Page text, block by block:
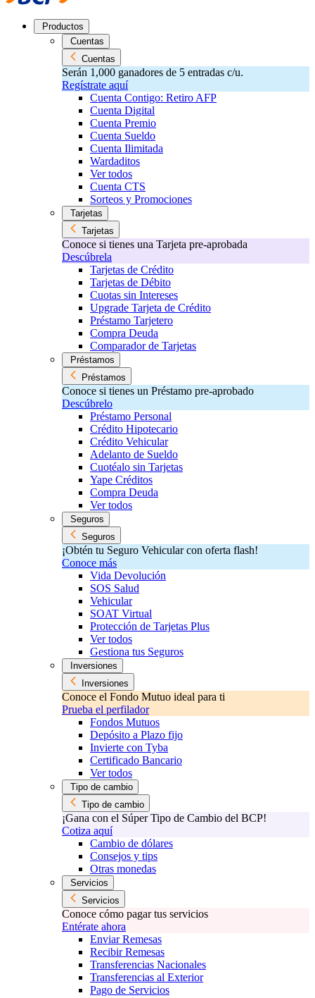
Productos
Cuentas
Cuentas
Serán 1,000 ganadores de 5 entradas c/u.
Regístrate aquí
Cuenta Contigo: Retiro AFP
Cuenta Digital
Cuenta Premio
Cuenta Sueldo
Cuenta Ilimitada
Wardaditos
Ver todos
Cuenta CTS
Sorteos y Promociones
Tarjetas
Tarjetas
Conoce si tienes una Tarjeta pre-aprobada
Descúbrela
Tarjetas de Crédito
Tarjetas de Débito
Cuotas sin Intereses
Upgrade Tarjeta de Crédito
Préstamo Tarjetero
Compra Deuda
Comparador de Tarjetas
Préstamos
Préstamos
Conoce si tienes un Préstamo pre-aprobado
Descúbrelo
Préstamo Personal
Crédito Hipotecario
Crédito Vehicular
Adelanto de Sueldo
Cuotéalo sin Tarjetas
Yape Créditos
Compra Deuda
Ver todos
Seguros
Seguros
¡Obtén tu Seguro Vehicular con oferta flash!
Conoce más
Vida Devolución
SOS Salud
Vehicular
SOAT Virtual
Protección de Tarjetas Plus
Ver todos
Gestiona tus Seguros
Inversiones
Inversiones
Conoce el Fondo Mutuo ideal para ti
Prueba el perfilador
Fondos Mutuos
Depósito a Plazo fijo
Invierte con Tyba
Certificado Bancario
Ver todos
Tipo de cambio
Tipo de cambio
¡Gana con el Súper Tipo de Cambio del BCP!
Cotiza aquí
Cambio de dólares
Consejos y tips
Otras monedas
Servicios
Servicios
Conoce cómo pagar tus servicios
Entérate ahora
Enviar Remesas
Recibir Remesas
Transferencias Nacionales
Transferencias al Exterior
Pago de Servicios